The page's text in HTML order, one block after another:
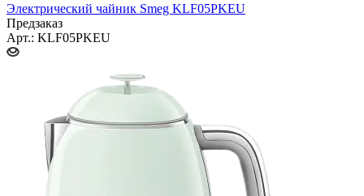
Электрический чайник Smeg KLF05PKEU
Предзаказ
Арт.: KLF05PKEU